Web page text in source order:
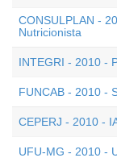
CONSULPLAN -
Nutricionista
INTEGRI - 2010 -
FUNCAB - 2010 -
CEPERJ - 2010 -
UFU-MG - 2010 -